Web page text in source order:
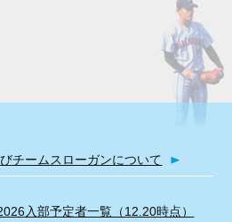
チームスローガンについて
入部予定者一覧（12.20時点）